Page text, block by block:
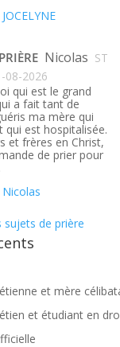
Nicolas ST
08-2026
qui est le grand
a fait tant de
ma mère qui
qui est hospitalisée.
et frères en Christ,
de prier pour
sujets de prière
et mère
et étudiant en